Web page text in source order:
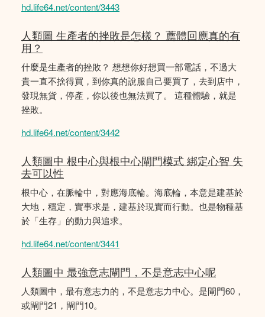
hd.life64.net/content/3443
人類圖 生產者的挫敗是怎樣？ 薦體回應真的有
用？
什麼是生產者的挫敗？ 想想你好想買一部電話，不過大
貴一直不捨得買，到你真的說服自己要買了，去到店中，
發現無貨，停產，你以後也無法買了。 這種體驗，就是
挫敗。
hd.life64.net/content/3442
人類圖中 根中心與根中心閘門模式 綁定心智 失
去可以性
根中心，在脈輪中，對應海底輪。海底輪，本意是建基於
大地，穩定，實事求是，建基於現實而行動。也是物種基
於「生存」的動力與追求。
hd.life64.net/content/3441
人類圖中 最強意志閘門，不是意志中心呢
人類圖中，最有意志力的，不是意志力中心。是閘門60，
或閘門21，閘門10。